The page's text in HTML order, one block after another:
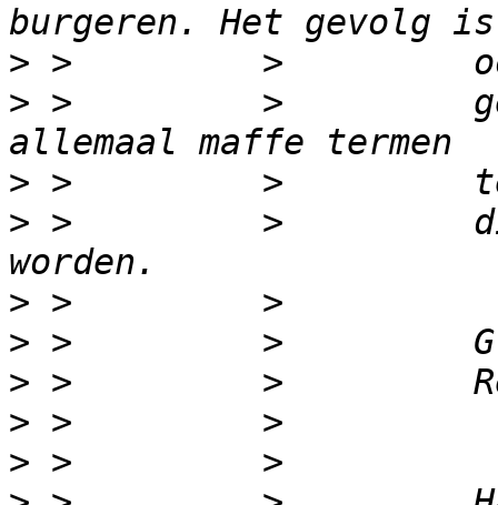
>
> >         >
>
> >         >         die
>
>
>
>
>